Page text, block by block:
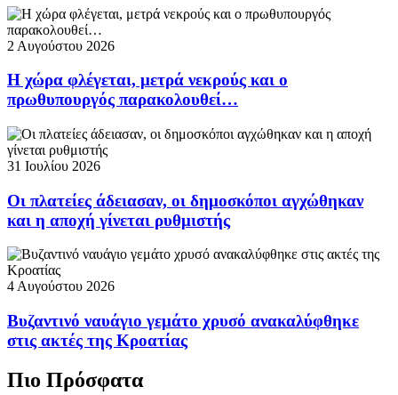
2 Αυγούστου 2026
Η χώρα φλέγεται, μετρά νεκρούς και ο
πρωθυπουργός παρακολουθεί…
31 Ιουλίου 2026
Οι πλατείες άδειασαν, οι δημοσκόποι αγχώθηκαν
και η αποχή γίνεται ρυθμιστής
4 Αυγούστου 2026
Βυζαντινό ναυάγιο γεμάτο χρυσό ανακαλύφθηκε
στις ακτές της Κροατίας
Πιο Πρόσφατα